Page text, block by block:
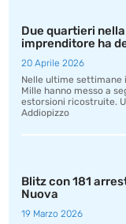
Due quartieri
imprenditore ha
20 Aprile 2026
Nelle ultime settimane
Mille hanno messo a
estorsioni ricostruite.
Addiopizzo
Blitz con 181
Nuova
19 Marzo 2026